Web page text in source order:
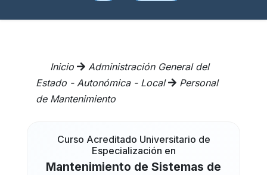
Inicio
Administración General del
Estado - Autonómica - Local
Personal
de Mantenimiento
Curso Acreditado Universitario de
Especialización en
Mantenimiento de Sistemas de